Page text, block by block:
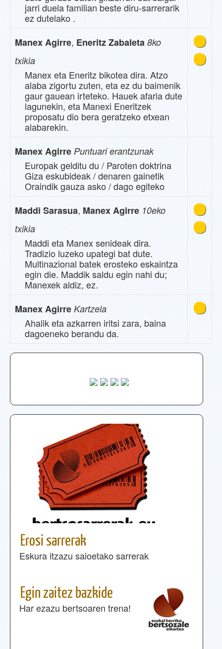
jarri duela familian beste diru-sarrerarik
ez dutelako .
Manex Agirre, Eneritz Zabaleta 8ko
txikia
Manex eta Eneritz bikotea dira. Atzo
alaba zigortu zuten, eta ez du baimenik
gaur gauean irteteko. Hauek afaria dute
lagunekin, eta Manexi Eneritzek
proposatu dio bera geratzeko etxean
alabarekin.
Manex Agirre Puntuari erantzunak
Europak gelditu du / Paroten doktrina
Giza eskubideak / denaren gainetik
Oraindik gauza asko / dago egiteko
Maddi Sarasua, Manex Agirre 10eko
txikia
Maddi eta Manex senideak dira.
Tradizio luzeko upategi bat dute.
Multinazional batek erosteko eskaintza
egin die. Maddik saldu egin nahi du;
Manexek aldiz, ez.
Manex Agirre Kartzela
Ahalik eta azkarren iritsi zara, baina
dagoeneko berandu da.
Erosi sarrerak
Eskura itzazu saioetako sarrerak
Egin zaitez bazkide
Har ezazu bertsoaren trena!